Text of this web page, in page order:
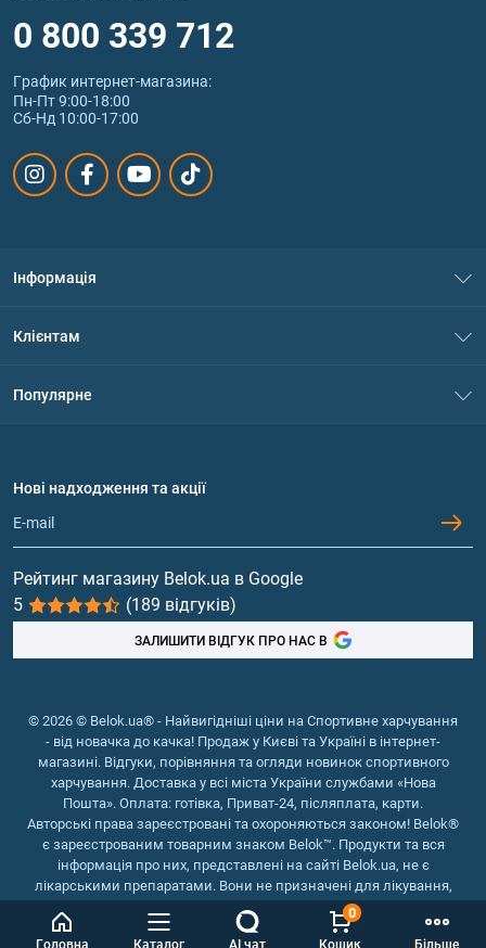
Головна Каталог AI чат Кошик
0
Більше
0 800 339 712
График интернет‑магазина:
Пн-Пт 9:00-18:00
Сб-Нд 10:00-17:00
Інформація
Політика конфіденційності
Обмін та повернення
Клієнтам
Популярне
Протеїн
Гейнери
Вітаміни та мінерали
Риб'ячий жир, жирні кислоти
Нові надходження та акції
Рейтинг магазину Belok.ua в Google
5
(189 відгуків)
ЗАЛИШИТИ ВІДГУК ПРО НАС В
© 2026 © Belok.ua® - Найвигідніші ціни на Спортивне харчування
- від новачка до качка! Продаж у Києві та Україні в інтернет-
магазині. Відгуки, порівняння та огляди новинок спортивного
харчування. Доставка у всі міста України службами «Нова
Пошта». Оплата: готівка, Приват-24, післяплата, карти.
Авторські права зареєстровані та охороняються законом! Belok®
є зареєстрованим товарним знаком Belok™. Продукти та вся
інформація про них, представлені на сайті Belok.ua, не є
лікарськими препаратами. Вони не призначені для лікування,
зняття симптомів та запобігання хворобам.
Інтернет магазин Belok.ua
Інтернет магазин спортивного